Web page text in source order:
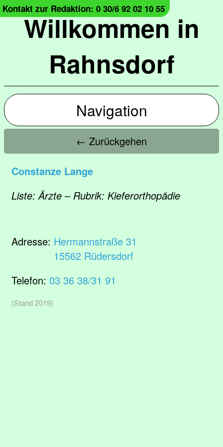
Willkommen in
Rahnsdorf
Kontakt zur Redaktion: 0 30/6 92 02 10 55
Navigation
← Zurückgehen
Constanze Lange
Liste: Ärzte – Rubrik: Kieferorthopädie
Adresse: Hermannstraße 31
15562 Rüdersdorf
Telefon: 03 36 38/31 91
(Stand 2019)